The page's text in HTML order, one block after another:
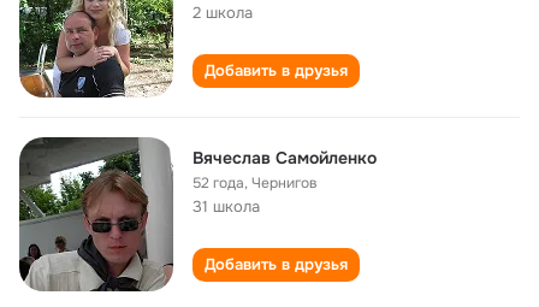
2 школа
Добавить в друзья
Вячеслав Самойленко
52 года,Чернигов
31 школа
Добавить в друзья